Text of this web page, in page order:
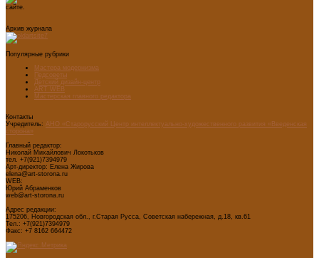
сайте.
Архив журнала
Популярные рубрики
Мастера модернизма
Педсоветы
Детский дизайн-центр
ART WEB
Мастерская главного редактора
Контакты
Учредитель: АНО «Старорусский Центр интеллектуально-художественного развития «Введенская
сторона»
Главный редактор:
Николай Михайлович Локотьков
тел. +7(921)7394979
Арт-директор: Елена Жирова
elena@art-storona.ru
WEB:
Юрий Абраменков
web@art-storona.ru
Адрес редакции:
175206, Новгородская обл., г.Старая Русса, Советская набережная, д.18, кв.61
Тел.: +7(921)7394979
Факс: +7 8162 664472